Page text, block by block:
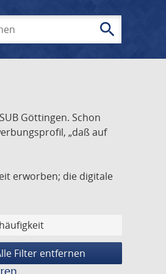
search
Göttingen. Schon
„daß auf
erworben; die digitale
Filter entfernen